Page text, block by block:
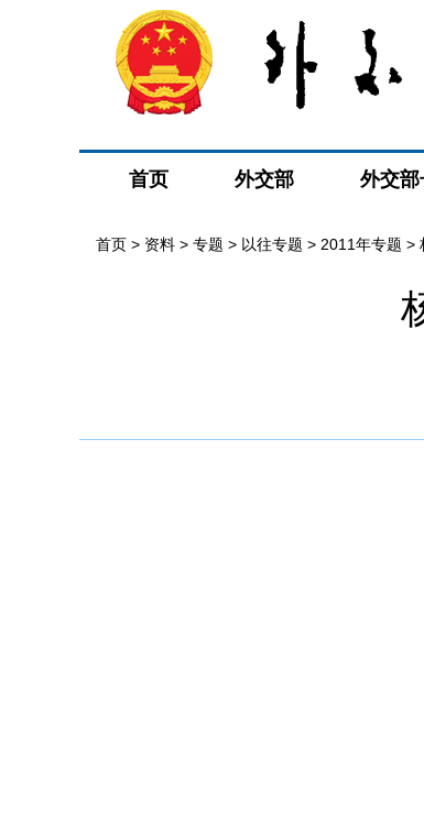
首页 外交部 外交部
首页 > 资料 > 专题 > 以往专题 > 2011年专题 >